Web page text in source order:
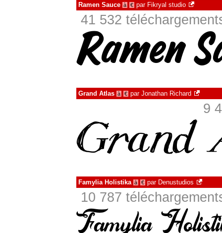
Ramen Sauce à € par Fikryal studio
41 532
Grand Atlas à € par Jonathan Richard
9
Famylia Holistika à € par Denustudios
10 787